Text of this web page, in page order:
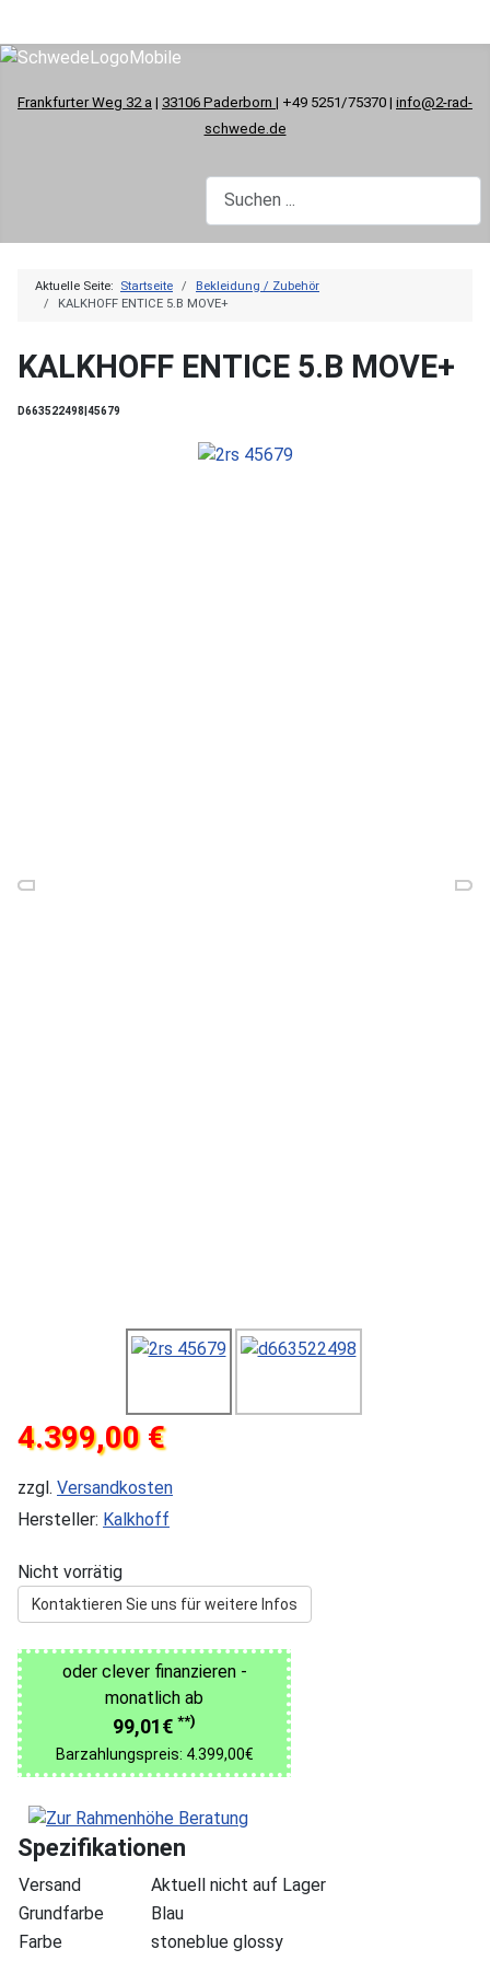
Frankfurter Weg 32 a | 33106 Paderborn | +49 5251/75370 | info@2-rad-
schwede.de
Aktuelle Seite: Startseite
Bekleidung / Zubehör
KALKHOFF ENTICE 5.B MOVE+
KALKHOFF ENTICE 5.B MOVE+
D663522498|45679
4.399,00 €
zzgl. Versandkosten
Hersteller: Kalkhoff
Nicht vorrätig
Kontaktieren Sie uns für weitere Infos
oder clever finanzieren -
monatlich ab
99,01€ **)
Barzahlungspreis: 4.399,00€
Spezifikationen
Versand
Aktuell nicht auf Lager
Grundfarbe
Blau
Farbe
stoneblue glossy